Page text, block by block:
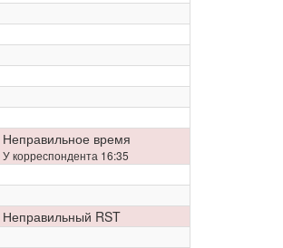
Неправильное время
У корреспондента 16:35
Неправильный RST